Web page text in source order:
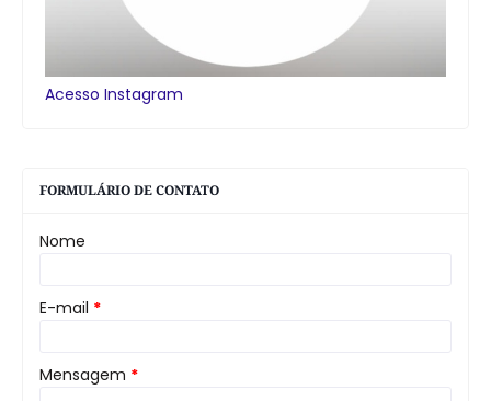
Acesso Instagram
FORMULÁRIO DE CONTATO
Nome
E-mail *
Mensagem *